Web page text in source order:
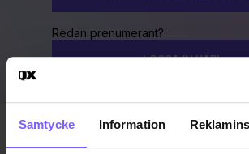
Samtycke Information
Redan prenumerant?
LOGGA IN HÄR!